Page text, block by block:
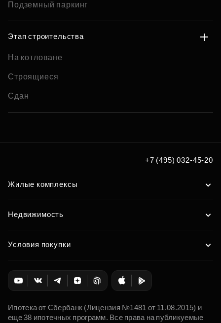
Подземный паркинг
Этап строительства
На котловане
Строящиеся
Сдан
+7 (495) 032-45-20
Жилые комплексы
Недвижимость
Условия покупки
Ипотека от Сбербанк (Лицензия №1481 от 11.08.2015) и
еще 38 ипотечных программ. Все права на публикуемые